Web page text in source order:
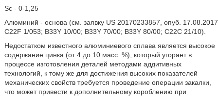
Sc - 0-1,25
Алюминий - основа (см. заявку US 20170233857, опуб. 17.08.2017
C22F 1/053; B33Y 10/00; B33Y 70/00; B33Y 80/00; С22С 21/10).
Недостатком известного алюминиевого сплава является высокое
содержание цинка (от 4 до 10 масс. %), который угорает в
процессе изготовления деталей методами аддитивных
технологий, к тому же для достижения высоких показателей
механических свойств требуется проведение операции закалки,
что может привести к дополнительному короблению при